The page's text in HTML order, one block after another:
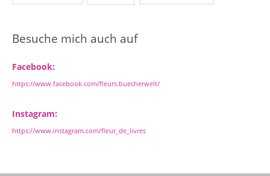
Besuche mich auch auf
Facebook:
https://www.facebook.com/fleurs.buecherwelt/
Instagram:
https://www.instagram.com/fleur_de_livres